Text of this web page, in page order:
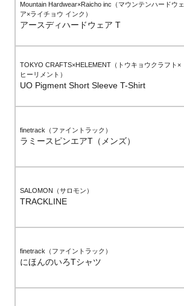
Mountain Hardwear×Raicho inc（マウンテンハードウェ
ア×ライチョウ インク）
アースディハードウェア T
TOKYO CRAFTS×HELEMENT（トウキョウクラフト×
ヒーリメント）
UO Pigment Short Sleeve T-Shirt
finetrack（ファイントラック）
ラミースピンエアT（メンズ）
SALOMON（サロモン）
TRACKLINE
finetrack（ファイントラック）
にほんのいろTシャツ